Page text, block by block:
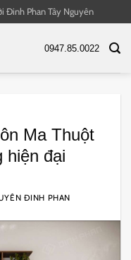
Đinh Phan Tây Nguyên
0947.85.0022
Ma Thuột
hiện đại
ĐINH PHAN